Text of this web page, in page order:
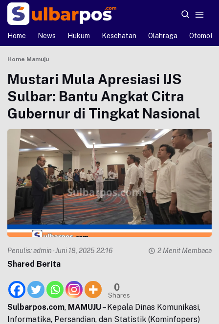
Home News Hukum Kesehatan Olahraga Otomotif
Home Mamuju
Mustari Mula Apresiasi IJS
Sulbar: Bantu Angkat Citra
Gubernur di Tingkat Nasional
Penulis:admin- Juni 18, 2025 22:16 2 Menit Membaca
Shared Berita
0
Shares
Sulbarpos.com, MAMUJU– Kepala Dinas Komunikasi,
Informatika, Persandian, dan Statistik (Kominfopers)